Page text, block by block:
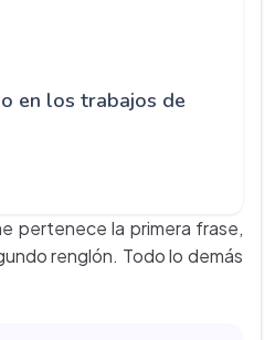
en los trabajos de
pertenece la primera frase,
renglón. Todo lo demás